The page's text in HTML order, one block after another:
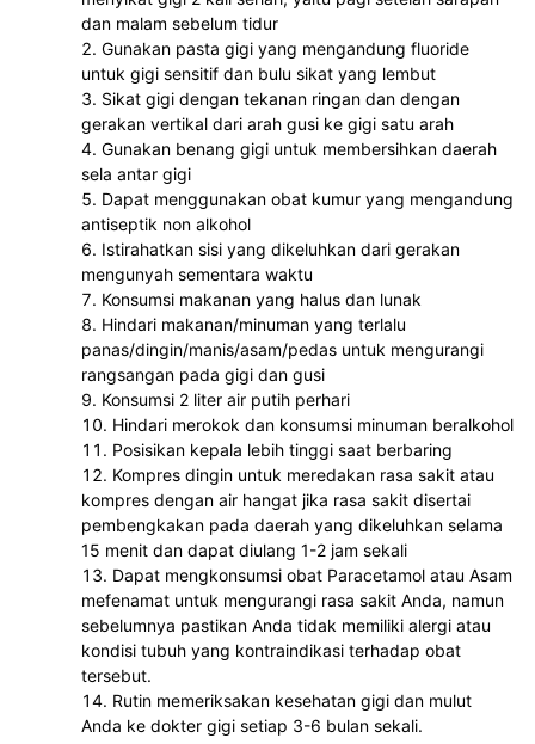
dan malam sebelum tidur
Gunakan pasta gigi yang mengandung fluoride
untuk gigi sensitif dan bulu sikat yang lembut
Sikat gigi dengan tekanan ringan dan dengan
gerakan vertikal dari arah gusi ke gigi satu arah
Gunakan benang gigi untuk membersihkan daerah
sela antar gigi
Dapat menggunakan obat kumur yang mengandung
antiseptik non alkohol
Istirahatkan sisi yang dikeluhkan dari gerakan
mengunyah sementara waktu
Konsumsi makanan yang halus dan lunak
Hindari makanan/minuman yang terlalu
panas/dingin/manis/asam/pedas untuk mengurangi
rangsangan pada gigi dan gusi
Konsumsi 2 liter air putih perhari
Hindari merokok dan konsumsi minuman beralkohol
Posisikan kepala lebih tinggi saat berbaring
Kompres dingin untuk meredakan rasa sakit atau
kompres dengan air hangat jika rasa sakit disertai
pembengkakan pada daerah yang dikeluhkan selama
15 menit dan dapat diulang 1-2 jam sekali
Dapat mengkonsumsi obat Paracetamol atau Asam
mefenamat untuk mengurangi rasa sakit Anda, namun
sebelumnya pastikan Anda tidak memiliki alergi atau
kondisi tubuh yang kontraindikasi terhadap obat
tersebut.
Rutin memeriksakan kesehatan gigi dan mulut
Anda ke dokter gigi setiap 3-6 bulan sekali.